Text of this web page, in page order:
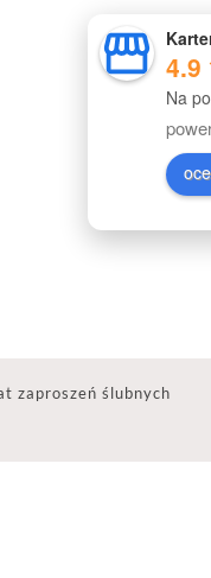
zaproszeń ślubnych
4.9
Na